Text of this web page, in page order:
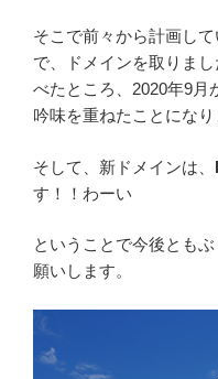
そこで前々から計画し
で、ドメインを取りま
べたところ、2020年9月
吟味を重ねたことにな
そして、新ドメインは、
す！！わーい
ということで今後とも
願いします。